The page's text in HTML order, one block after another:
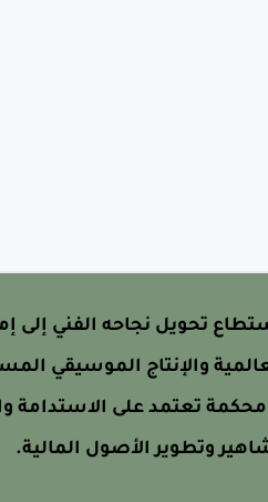
تحويل نجاحه الفني إلى
والإنتاج الموسيقي
تعتمد على الاستدامة
وتطوير الأصول المالية.